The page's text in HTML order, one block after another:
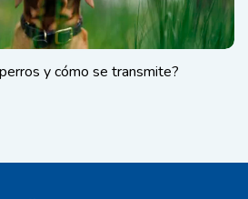
y cómo se transmite?